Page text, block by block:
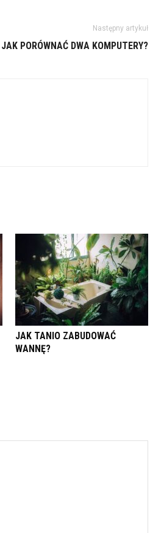
Następny artykuł
JAK PORÓWNAĆ DWA KOMPUTERY?
JAK TANIO ZABUDOWAĆ
WANNĘ?